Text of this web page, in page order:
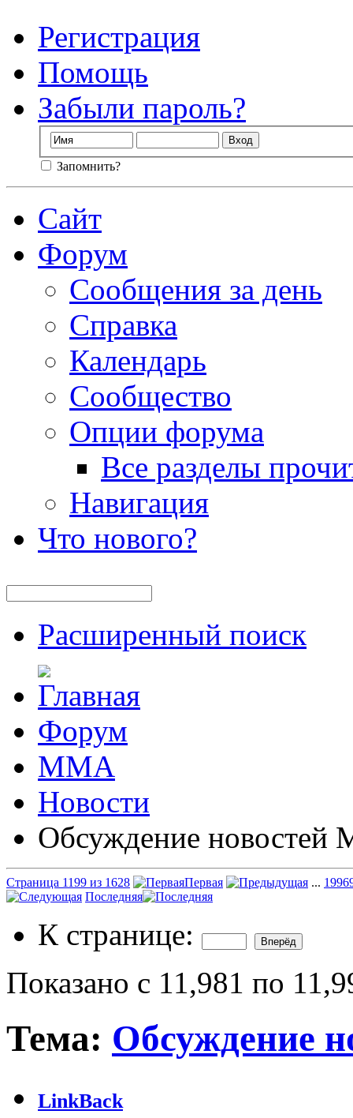
Регистрация
Помощь
Забыли пароль?
Запомнить?
Сайт
Форум
Сообщения за день
Справка
Календарь
Сообщество
Опции форума
Все разделы
Навигация
Что нового?
Расширенный поиск
Форум
ММА
Новости
Обсуждение
Страница 1199 из 1628 Первая ... 199
Последняя
К странице:
Показано с 11,981 по
Тема: Обсуждение
LinkBack